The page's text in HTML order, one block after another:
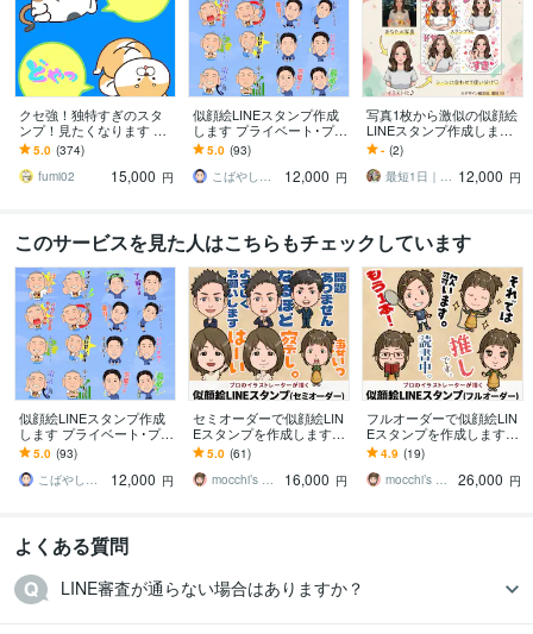
クセ強！独特すぎのスタ
ンプ！見たくなります 大
手企業様お墨付きクオリ
ティ！キャラ映え間違い
ナシ！
5.0 (374)
fumi02
15,000 円
似顔絵LINEスタンプ作成
します プライベート･プレ
ゼント･商用などに！
5.0 (93)
こばやしけい
12,000 円
写真1枚から激似の似顔絵
LINEスタンプ作成します
自分用に！恋人用に！家
族用に！推し活用にも！
最短1日で作成。
- (2)
最短1日｜デザイン工房 Irodori 12,000 円
このサービスを見た人はこちらもチェックしています
似顔絵LINEスタンプ作成
します プライベート･プレ
ゼント･商用などに！
5.0 (93)
こばやしけい
12,000 円
セミオーダーで似顔絵LIN
Eスタンプを作成します
写真を送るだけ♪イラスト
レーターによる簡単スタ
ンプ作成です
5.0 (61)
mocchi’s workshop
16,000 円
フルオーダーで似顔絵LIN
Eスタンプを作成します
完全オリジナルのスタン
プをプロのイラストレー
ターが作成します
4.9 (19)
mocchi’s workshop
26,000 円
よくある質問
LINE審査が通らない場合はありますか？